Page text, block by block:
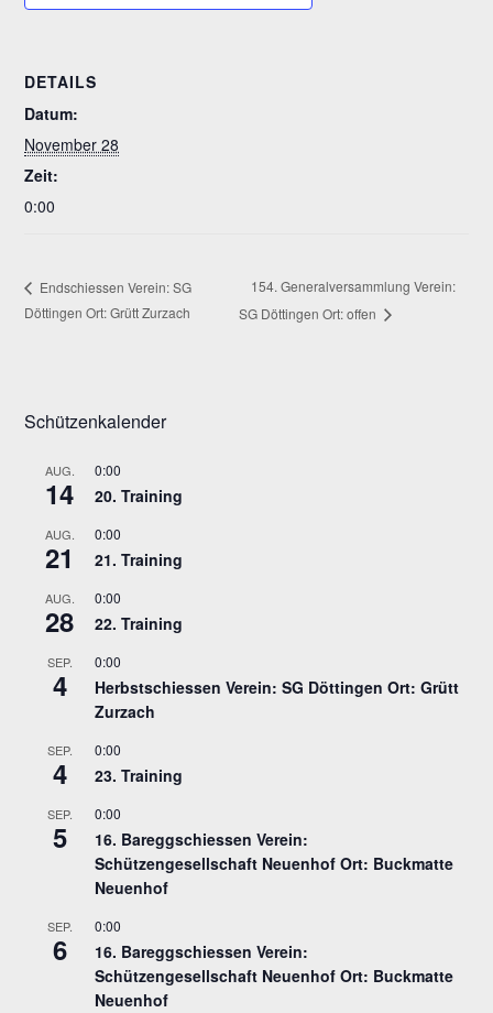
DETAILS
Datum:
November 28
Zeit:
0:00
Endschiessen Verein: SG
Döttingen Ort: Grütt Zurzach
154. Generalversammlung Verein:
SG Döttingen Ort: offen
Schützenkalender
AUG.
14
0:00
20. Training
AUG.
21
0:00
21. Training
AUG.
28
0:00
22. Training
SEP.
4
0:00
Herbstschiessen Verein: SG Döttingen Ort: Grütt
Zurzach
SEP.
4
0:00
23. Training
SEP.
5
0:00
16. Bareggschiessen Verein:
Schützengesellschaft Neuenhof Ort: Buckmatte
Neuenhof
SEP.
6
0:00
16. Bareggschiessen Verein:
Schützengesellschaft Neuenhof Ort: Buckmatte
Neuenhof